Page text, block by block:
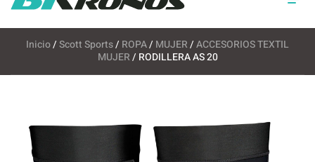
Inicio/Scott Sports/ ROPA/ MUJER/ACCESORIOS TEXTIL
MUJER/ RODILLERA AS 20